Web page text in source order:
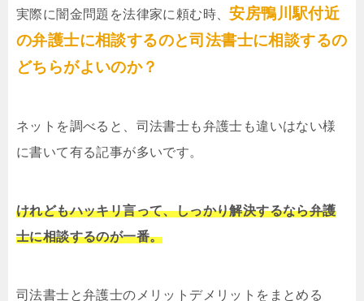
実際に闇金問題を法律家に頼む時、安房鴨川駅付近
の弁護士に相談するのと司法書士に相談するの
どちらがよいのか？
ネットを調べると、司法書士も弁護士も違いはない様
に書いて有る記事が多いです。
けれどもハッキリ言って、しっかり解決するなら弁護
士に相談するのが一番。
司法書士と弁護士のメリットデメリットをまとめる